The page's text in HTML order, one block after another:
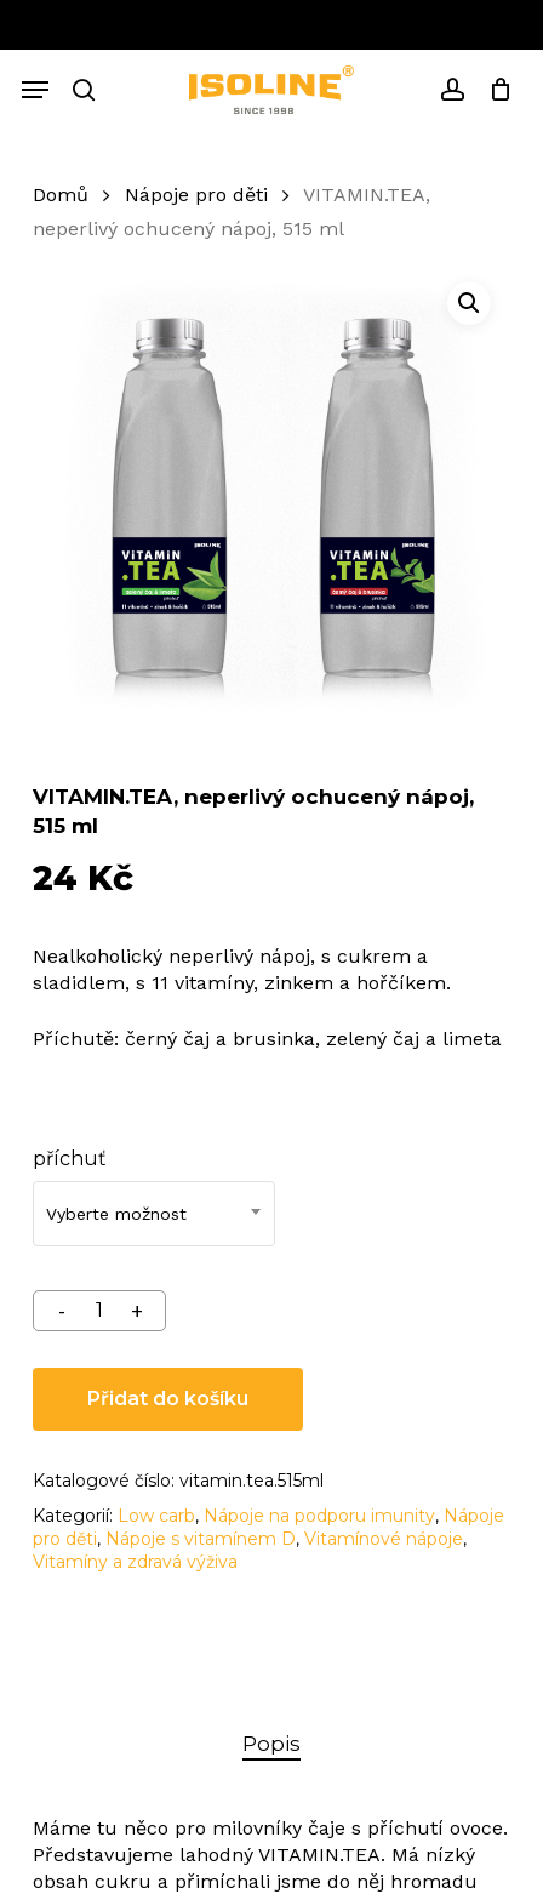
content
search account
Menu
Cart Close
Domů Nápoje pro děti
VITAMIN.TEA,
neperlivý ochucený nápoj, 515 ml
VITAMIN.TEA, neperlivý ochucený nápoj,
515 ml
24 Kč
Nealkoholický neperlivý nápoj, s cukrem a
sladidlem, s 11 vitamíny, zinkem a hořčíkem.
Příchutě: černý čaj a brusinka, zelený čaj a limeta
příchuť
Vyberte možnost
Přidat do košíku
Katalogové číslo: vitamin.tea.515ml
Kategorií: Low carb, Nápoje na podporu imunity, Nápoje
pro děti, Nápoje s vitamínem D, Vitamínové nápoje,
Vitamíny a zdravá výživa
Popis
Máme tu něco pro milovníky čaje s příchutí ovoce.
Představujeme lahodný VITAMIN.TEA. Má nízký
obsah cukru a přimíchali jsme do něj hromadu